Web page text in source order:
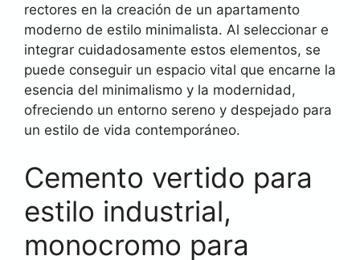
rectores en la creación de un apartamento
moderno de estilo minimalista. Al seleccionar e
integrar cuidadosamente estos elementos, se
puede conseguir un espacio vital que encarne la
esencia del minimalismo y la modernidad,
ofreciendo un entorno sereno y despejado para
un estilo de vida contemporáneo.
Cemento vertido para
estilo industrial,
monocromo para